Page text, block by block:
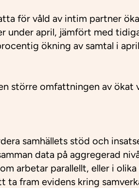
för våld av intim partner
under april, jämfört med
ökning av samtal i
större omfattningen av ökat
samhällets stöd och
data på aggregerad
arbetar parallellt, eller i
ta fram evidens kring